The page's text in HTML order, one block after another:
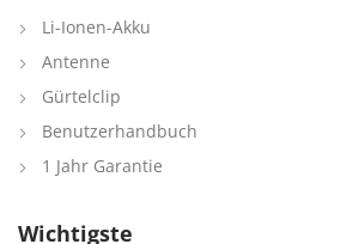
Li-Ionen-Akku
Antenne
Gürtelclip
Benutzerhandbuch
1 Jahr Garantie
Wichtigste